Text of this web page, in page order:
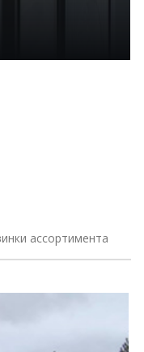
ассортимента